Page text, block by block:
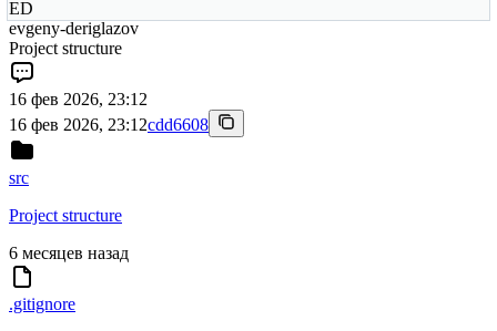
ED
evgeny-deriglazov
Project structure
16 фев 2026, 23:12
16 фев 2026, 23:12cdd6608
src
Project structure
6 месяцев назад
.gitignore